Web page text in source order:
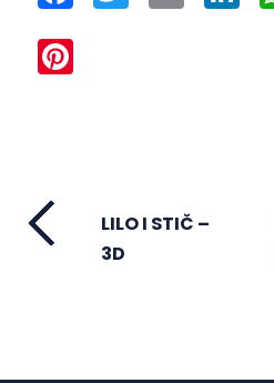
LILO I STIČ –
3D